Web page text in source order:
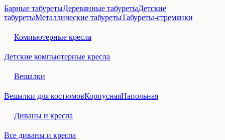
Барные табуретыДеревянные табуретыДетские
табуретыМеталлические табуретыТабуреты-стремянки
Компьютерные кресла
Детские компьютерные кресла
Вешалки
Вешалки для костюмовКорпуснаяНапольная
Диваны и кресла
Все диваны и кресла